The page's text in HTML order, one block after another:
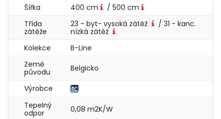
Šířka 400 cm
/ 500 cm
Třída
zátěže
23 - byt- vysoká zátěž
/ 31 - kanc.
nízká zátěž
Kolekce
B-Line
Země
původu
Belgicko
Výrobce
Tepelný
odpor
0,08 m2K/W